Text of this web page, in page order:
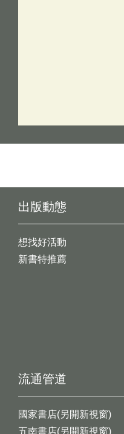
出版動態
想找好活動
新書特推薦
流通管道
國家書店(另開新視窗)
五南書店(另開新視窗)